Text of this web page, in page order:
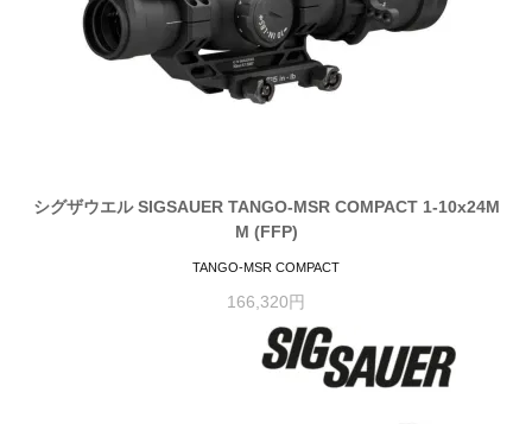
シグザウエル SIGSAUER TANGO-MSR COMPACT 1-10x24M
M (FFP)
TANGO-MSR COMPACT
166,320円